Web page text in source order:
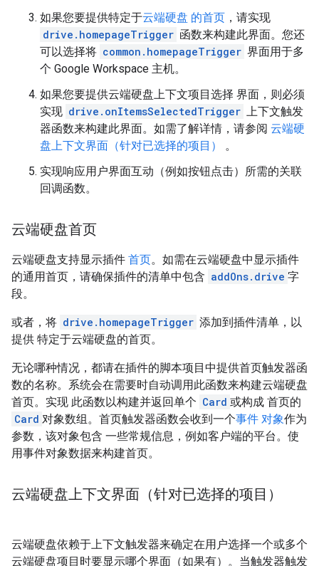
如果您要提供特定于云端硬盘 的首页 ，请实现
drive.homepageTrigger 函数来构建此界面。您还
可以选择将 common.homepageTrigger 界面用于多
个 Google Workspace 主机。
如果您要提供云端硬盘上下文项目选择 界面，则必须
实现 drive.onItemsSelectedTrigger 上下文触发
器函数来构建此界面。如需了解详情，请参阅 云端硬
盘上下文界面（针对已选择的项目）
。
实现响应用户界面互动（例如按钮点击）所需的关联
回调函数。
云端硬盘首页
云端硬盘支持显示插件 首页。如需在云端硬盘中显示插件
的通用首页，请确保插件的清单中包含 addOns.drive 字
段。
或者，将 drive.homepageTrigger 添加到插件清单，以
提供 特定于云端硬盘的首页。
无论哪种情况，都请在插件的脚本项目中提供首页触发器函
数的名称。系统会在需要时自动调用此函数来构建云端硬盘
首页。实现 此函数以构建并返回单个 Card 或构成 首页的
Card 对象数组。首页触发器函数会收到一个事件 对象作为
参数，该对象包含 一些常规信息，例如客户端的平台。使
用事件对象数据来构建首页。
云端硬盘上下文界面（针对已选择的项目）
云端硬盘依赖于上下文触发器来确定在用户选择一个或多个
云端硬盘项目时要显示哪个界面（如果有）。当触发器触发